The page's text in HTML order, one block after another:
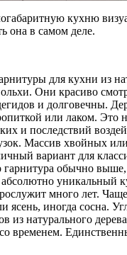
кухню
она в самом деле.
для кухни из
ольхи. Они красиво
и долговечны.
или лаком. Это
и последствий
Массив хвойных
вариант для
гарнитура обычно
уникальный
много лет.
ясень, иногда сосна.
из натурального
со временем.